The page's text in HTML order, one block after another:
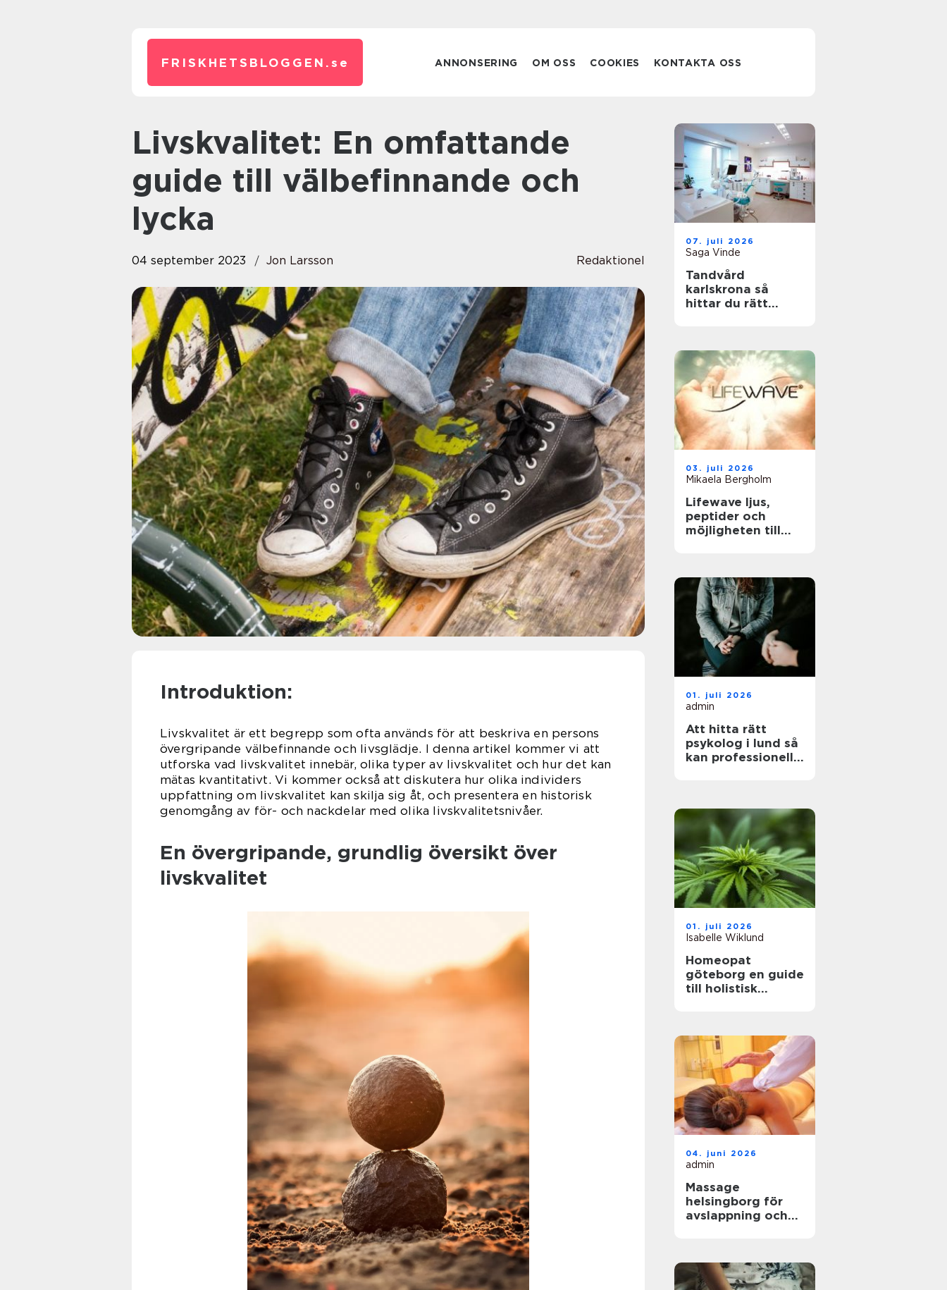
FRISKHETSBLOGGEN. se ANNONSERING OM OSS COOKIES KONTAKTA OSS
Livskvalitet: En omfattande
guide till välbefinnande och
lycka
04 september 2023 Jon Larsson Redaktionel
Introduktion:
Livskvalitet är ett begrepp som ofta används för att beskriva en persons
övergripande välbefinnande och livsglädje. I denna artikel kommer vi att
utforska vad livskvalitet innebär, olika typer av livskvalitet och hur det kan
mätas kvantitativt. Vi kommer också att diskutera hur olika individers
uppfattning om livskvalitet kan skilja sig åt, och presentera en historisk
genomgång av för- och nackdelar med olika livskvalitetsnivåer.
En övergripande, grundlig översikt över
livskvalitet
07. juli 2026
Saga Vinde
Tandvård
karlskrona så
hittar du rätt
03. juli 2026
Mikaela Bergholm
Lifewave ljus,
peptider och
möjligheten till
01. juli 2026
admin
Att hitta rätt
psykolog i lund så
kan professionell
01. juli 2026
Isabelle Wiklund
Homeopat
göteborg en guide
till holistisk
04. juni 2026
admin
Massage
helsingborg för
avslappning och